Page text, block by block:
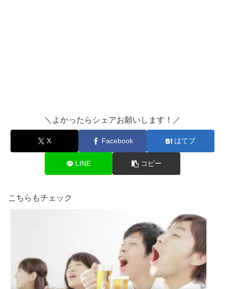
＼よかったらシェアお願いします！／
X Facebook はてブ
LINE コピー
こちらもチェック